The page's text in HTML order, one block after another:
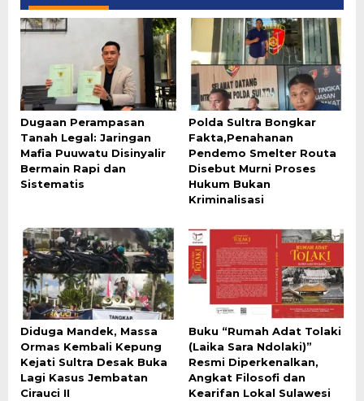
Dugaan Perampasan
Tanah Legal: Jaringan
Mafia Puuwatu Disinyalir
Bermain Rapi dan
Sistematis
Polda Sultra Bongkar
Fakta,Penahanan
Pendemo Smelter Routa
Disebut Murni Proses
Hukum Bukan
Kriminalisasi
Diduga Mandek, Massa
Ormas Kembali Kepung
Kejati Sultra Desak Buka
Lagi Kasus Jembatan
Cirauci II
Buku “Rumah Adat Tolaki
(Laika Sara Ndolaki)”
Resmi Diperkenalkan,
Angkat Filosofi dan
Kearifan Lokal Sulawesi